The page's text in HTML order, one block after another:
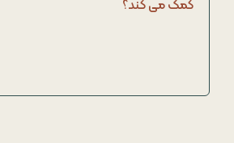
کمک می کند؟